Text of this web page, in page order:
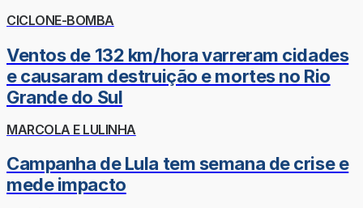
CICLONE-BOMBA
Ventos de 132 km/hora varreram cidades
e causaram destruição e mortes no Rio
Grande do Sul
MARCOLA E LULINHA
Campanha de Lula tem semana de crise e
mede impacto